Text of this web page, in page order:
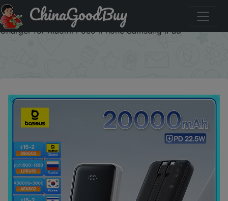
Придбати по акціи Baseus Power Bank 20000mAh PD
22.5W Fast Charging Phone External Battery Powerbank
Charger for Xiaomi Poco iPhone Samsung iPad
ChinaGoodBuy